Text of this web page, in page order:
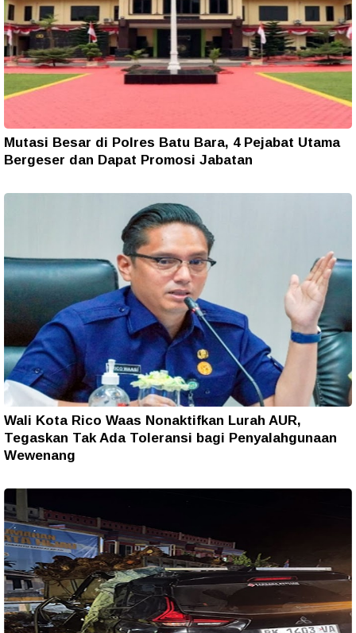
Mutasi Besar di Polres Batu Bara, 4 Pejabat Utama
Bergeser dan Dapat Promosi Jabatan
Wali Kota Rico Waas Nonaktifkan Lurah AUR,
Tegaskan Tak Ada Toleransi bagi Penyalahgunaan
Wewenang